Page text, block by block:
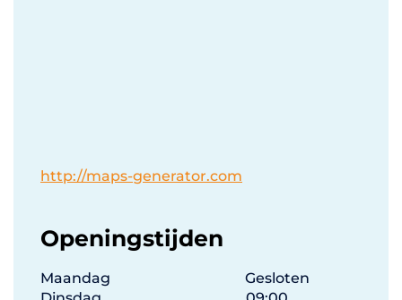
http://maps-generator.com
Openingstijden
Maandag
Gesloten